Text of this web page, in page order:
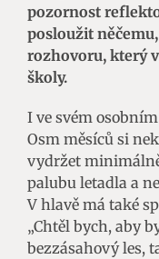
pozornost
posloužit
rozhovoru, který
školy.
I ve svém
Osm měsíců si
vydržet
palubu letadla a
V hlavě má také
„Chtěl bych, aby
bezzásahový les,